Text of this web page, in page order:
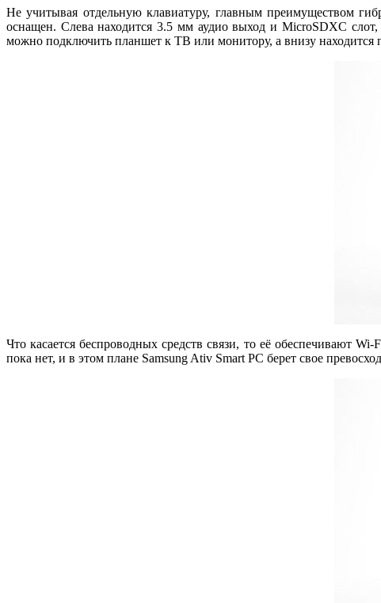
Не учитывая отдельную клавиатуру, главным преимуществом
оснащен. Слева находится 3.5 мм аудио выход и MicroSDXC
можно подключить планшет к ТВ или монитору, а внизу находится
Что касается беспроводных средств связи, то её обеспечивают
пока нет, и в этом плане Samsung Ativ Smart PC берет свое